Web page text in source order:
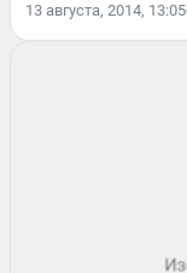
13 августа, 2014, 13:05